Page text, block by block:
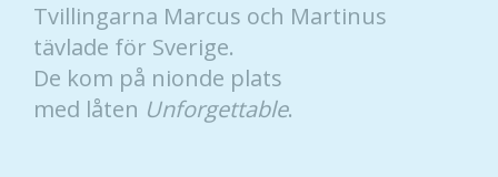
Tvillingarna Marcus och Martinus
tävlade för Sverige.
De kom på nionde plats
med låten Unforgettable.